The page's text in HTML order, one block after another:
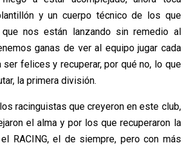
y un cuerpo técnico de los que
nos están lanzando sin remedio al
ganas de ver al equipo jugar cada
ser felices y recuperar, por qué no, lo que
la primera división.
racinguistas que creyeron en este club,
el alma y por los que recuperaron la
RACING, el de siempre, pero con más